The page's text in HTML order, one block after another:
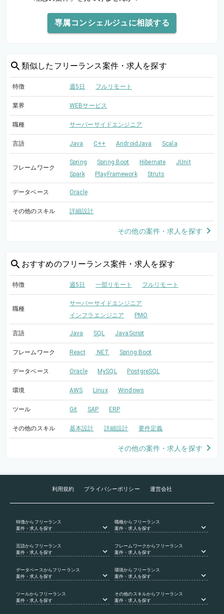
専属コンシェルジュに相談する
類似した フリーランス案件・求人を探す
特徴 週5日 フルリモート
業界 WEBサービス
職種 サーバーサイドエンジニア
言語 Java C++ AndroidJava Scala
フレームワーク
Spring Spring Boot Hibernate
JUnit
Spark
PlayFramework Struts
データベース Oracle
その他のスキル 詳細設計
その他の案件・求人を探す
おすすめのフリーランス案件・求人を探す
特徴 週5日 一部リモート フルリモート
職種
サーバーサイドエンジニア
インフラエンジニア
PMO
言語 Java SQL JavaScript
フレームワーク React .NET Spring Boot
データベース Oracle MySQL PostgreSQL
環境 AWS Linux Windows
ツール Git SAP ERP
その他のスキル 基本設計 詳細設計 要件定義
その他の案件・求人を探す
利用規約 プライバシーポリシー 運営会社
特徴からフリーランス
案件・求人を探す
職種からフリーランス
案件・求人を探す
言語からフリーランス
案件・求人を探す
フレームワークからフリーランス
案件・求人を探す
データベース からフリーランス
案件・求人を探す
環境からフリーランス
案件・求人を探す
ツールからフリーランス
案件・求人を探す
その他のスキルからフリーランス
案件・求人を探す